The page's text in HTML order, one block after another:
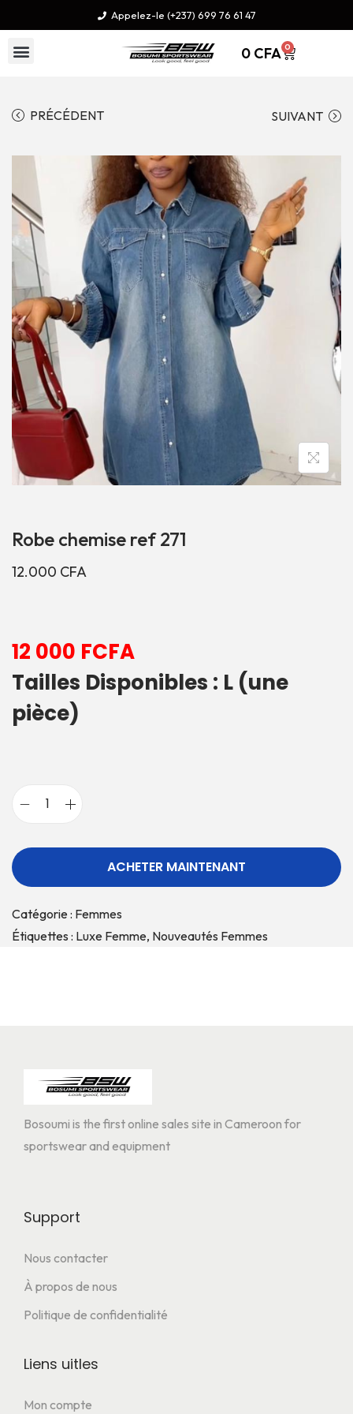
Appelez-le (+237) 699 76 61 47
0 CFA 0
PRÉCÉDENT SUIVANT
Robe chemise ref 271
12.000 CFA
12 000 FCFA
Tailles Disponibles : L (une
pièce)
ACHETER MAINTENANT
Catégorie : Femmes
Étiquettes : Luxe Femme, Nouveautés Femmes
Bosoumi is the first online sales site in Cameroon for
sportswear and equipment
Support
Nous contacter
À propos de nous
Politique de confidentialité
Liens uitles
Mon compte